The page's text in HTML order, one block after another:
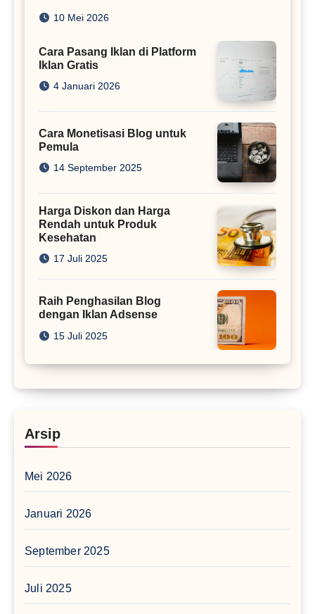
Juta
10 Mei 2026
Cara Pasang Iklan di Platform
Iklan Gratis
4 Januari 2026
Cara Monetisasi Blog untuk
Pemula
14 September 2025
Harga Diskon dan Harga
Rendah untuk Produk
Kesehatan
17 Juli 2025
Raih Penghasilan Blog
dengan Iklan Adsense
15 Juli 2025
Arsip
Mei 2026
Januari 2026
September 2025
Juli 2025